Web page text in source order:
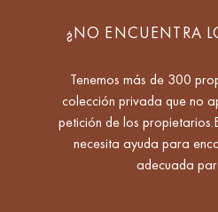
¿NO ENCUENTRA
Tenemos más de 300
colección privada que no
petición de los
necesita ayuda para
adecuada